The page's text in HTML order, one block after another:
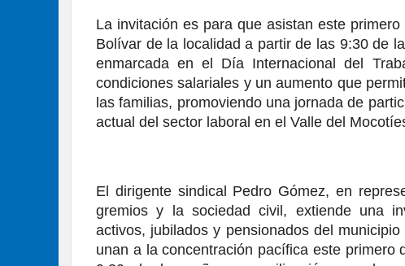
La invitación es para que asistan este
Bolívar de la localidad a partir de las 9:30 de
enmarcada en el Día Internacional del
condiciones salariales y un aumento que
las familias, promoviendo una jornada de
actual del sector laboral en el Valle del
El dirigente sindical Pedro Gómez, en
gremios y la sociedad civil, extiende una
activos, jubilados y pensionados del
unan a la concentración pacífica este